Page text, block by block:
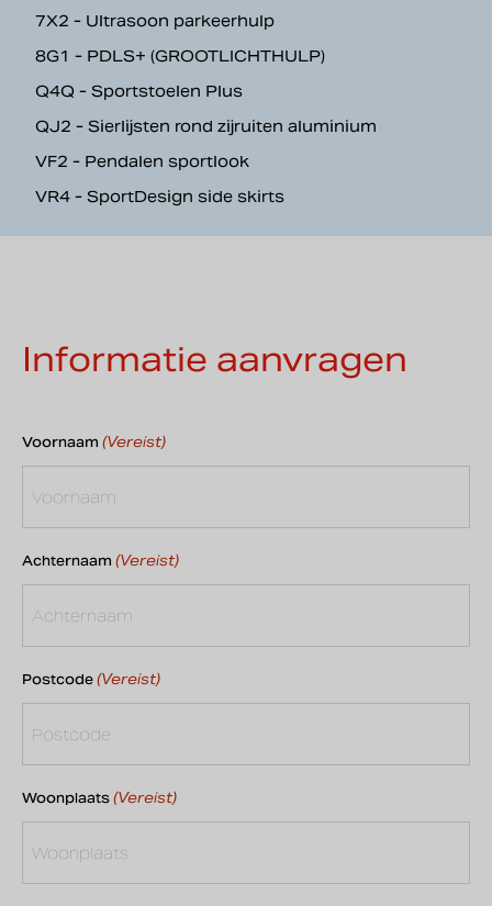
7X2 - Ultrasoon parkeerhulp
8G1 - PDLS+ (GROOTLICHTHULP)
Q4Q - Sportstoelen Plus
QJ2 - Sierlijsten rond zijruiten aluminium
VF2 - Pendalen sportlook
VR4 - SportDesign side skirts
Informatie aanvragen
Voornaam (Vereist)
Achternaam (Vereist)
Postcode (Vereist)
Woonplaats (Vereist)